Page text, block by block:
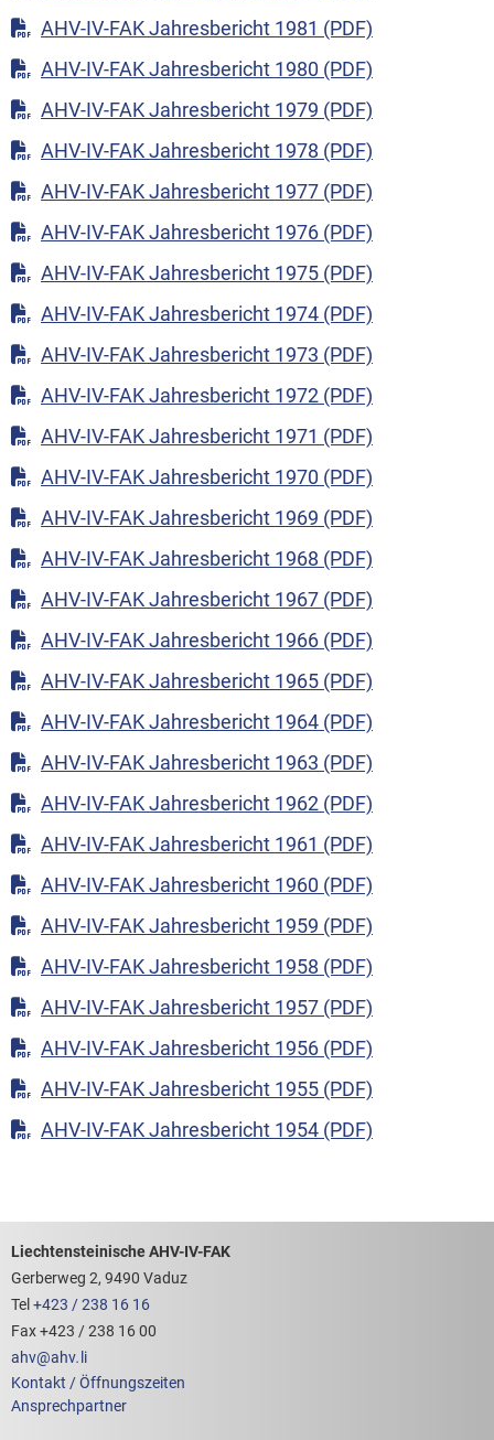
AHV-IV-FAK Jahresbericht 1981 (PDF)
AHV-IV-FAK Jahresbericht 1980 (PDF)
AHV-IV-FAK Jahresbericht 1979 (PDF)
AHV-IV-FAK Jahresbericht 1978 (PDF)
AHV-IV-FAK Jahresbericht 1977 (PDF)
AHV-IV-FAK Jahresbericht 1976 (PDF)
AHV-IV-FAK Jahresbericht 1975 (PDF)
AHV-IV-FAK Jahresbericht 1974 (PDF)
AHV-IV-FAK Jahresbericht 1973 (PDF)
AHV-IV-FAK Jahresbericht 1972 (PDF)
AHV-IV-FAK Jahresbericht 1971 (PDF)
AHV-IV-FAK Jahresbericht 1970 (PDF)
AHV-IV-FAK Jahresbericht 1969 (PDF)
AHV-IV-FAK Jahresbericht 1968 (PDF)
AHV-IV-FAK Jahresbericht 1967 (PDF)
AHV-IV-FAK Jahresbericht 1966 (PDF)
AHV-IV-FAK Jahresbericht 1965 (PDF)
AHV-IV-FAK Jahresbericht 1964 (PDF)
AHV-IV-FAK Jahresbericht 1963 (PDF)
AHV-IV-FAK Jahresbericht 1962 (PDF)
AHV-IV-FAK Jahresbericht 1961 (PDF)
AHV-IV-FAK Jahresbericht 1960 (PDF)
AHV-IV-FAK Jahresbericht 1959 (PDF)
AHV-IV-FAK Jahresbericht 1958 (PDF)
AHV-IV-FAK Jahresbericht 1957 (PDF)
AHV-IV-FAK Jahresbericht 1956 (PDF)
AHV-IV-FAK Jahresbericht 1955 (PDF)
AHV-IV-FAK Jahresbericht 1954 (PDF)
Footerbereich mit hilfreichen Links
Liechtensteinische AHV-IV-FAK
Gerberweg 2, 9490 Vaduz
Tel +423 / 238 16 16
Fax +423 / 238 16 00
ahv@ahv. li
Kontakt / Öffnungszeiten
Ansprechpartner